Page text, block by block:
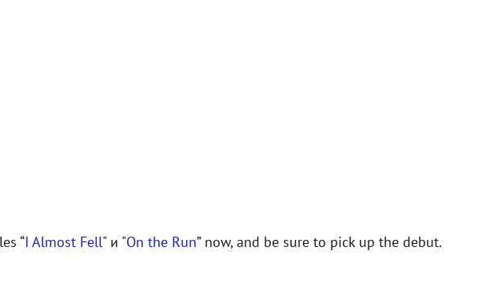
“I Almost Fell" и "On the Run” now, and be sure to pick up the debut.